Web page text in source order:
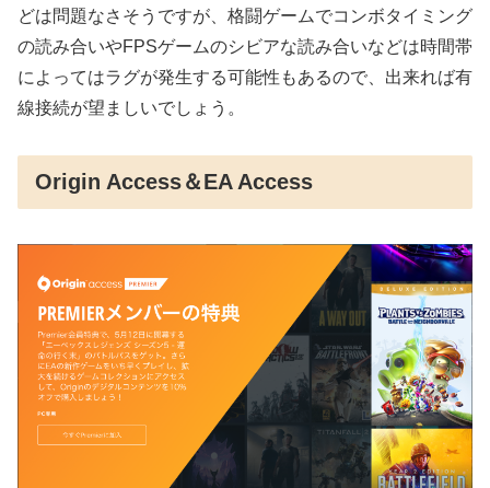
どは問題なさそうですが、格闘ゲームでコンボタイミング
の読み合いやFPSゲームのシビアな読み合いなどは時間帯
によってはラグが発生する可能性もあるので、出来れば有
線接続が望ましいでしょう。
Origin Access＆EA Access